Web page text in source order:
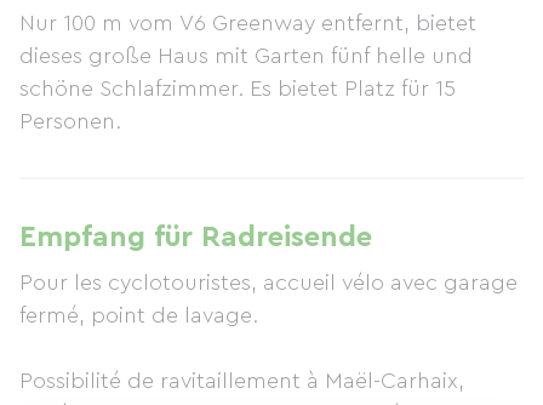
Nur 100 m vom V6 Greenway entfernt, bietet
dieses große Haus mit Garten fünf helle und
schöne Schlafzimmer. Es bietet Platz für 15
Personen.
Empfang für Radreisende
Pour les cyclotouristes, accueil vélo avec garage
fermé, point de lavage.
Possibilité de ravitaillement à Maël-Carhaix,